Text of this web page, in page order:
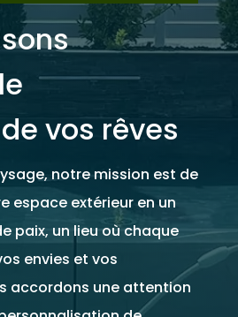
vos rêves
notre mission est de
espace extérieur en un
paix, un lieu où chaque
envies et vos
accordons une attention